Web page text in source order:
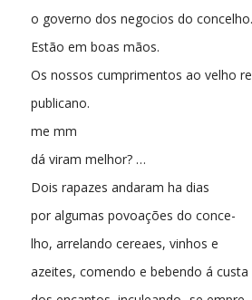
o governo dos negocios do concelho.
Estão em boas mãos.
Os nossos cumprimentos ao velho
publicano.
me mm
dá viram melhor? …
Dois rapazes andaram ha dias
por algumas povoações do conce-
lho, arrelando cereaes, vinhos e
azeites, comendo e bebendo á custa